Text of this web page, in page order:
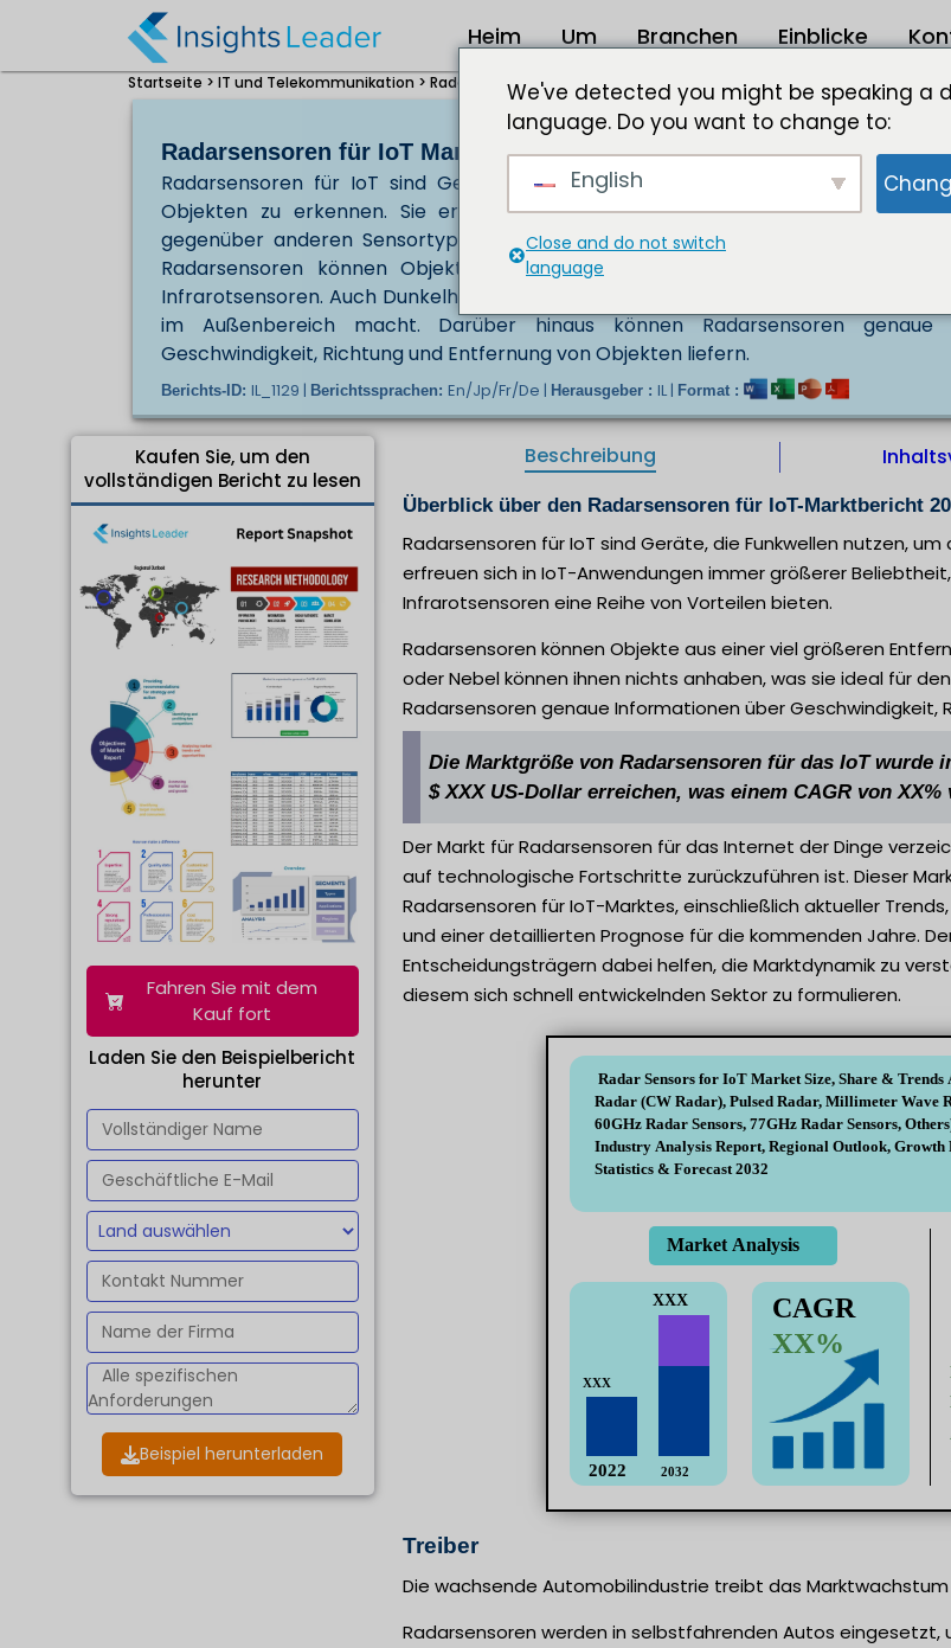
Heim Um Branchen Einblicke
Startseite > IT und Telekommunikation > Radarsensoren für IoT-Marktgröße 2023 bis 2032
Radarsensoren für IoT Marktgröße USD XXX bis 2032
Radarsensoren für IoT sind Geräte, die Funkwellen nutzen, um die
Objekten zu erkennen. Sie erfreuen sich in IoT-Anwendungen immer
gegenüber anderen Sensortypen wie Kameras und Infrarotsensoren eine Reihe
Radarsensoren können Objekte aus einer viel größeren Entfernung
Infrarotsensoren. Auch Dunkelheit oder Nebel können ihnen nichts anhaben, was
im Außenbereich macht. Darüber hinaus können Radarsensoren genaue
Geschwindigkeit, Richtung und Entfernung von Objekten liefern.
Berichts-ID: IL_1129 | Berichtssprachen: En/Jp/Fr/De | Herausgeber : IL | Format :
Kaufen Sie, um den
vollständigen Bericht zu lesen
Fahren Sie mit dem
Kauf fort
Laden Sie den Beispielbericht
herunter
Beispiel herunterladen
Beschreibung
Überblick über den Radarsensoren für IoT-Marktbericht
Radarsensoren für IoT sind Geräte, die Funkwellen nutzen,
erfreuen sich in IoT-Anwendungen immer größerer
Infrarotsensoren eine Reihe von Vorteilen bieten.
Radarsensoren können Objekte aus einer viel größeren
oder Nebel können ihnen nichts anhaben, was sie ideal für
Radarsensoren genaue Informationen über Geschwindigkeit,
Die Marktgröße von Radarsensoren für das IoT wurde
$ XXX US-Dollar erreichen, was einem CAGR von
Der Markt für Radarsensoren für das Internet der Dinge
auf technologische Fortschritte zurückzuführen ist. Dieser
Radarsensoren für IoT-Marktes, einschließlich aktueller
und einer detaillierten Prognose für die kommenden Jahre.
Entscheidungsträgern dabei helfen, die Marktdynamik zu
diesem sich schnell entwickelnden Sektor zu formulieren.
Treiber
Die wachsende Automobilindustrie treibt das
Radarsensoren werden in selbstfahrenden Autos eingesetzt,
We've detected you might be speaking a
language. Do you want to change to:
English
Close and do not switch
language